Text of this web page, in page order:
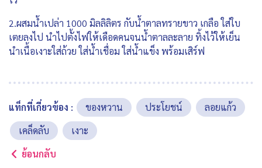
2.ผสมน้ำเปล่า 1000 มิลลิลิตร กับน้ำตาลทรายขาว เกลือ ใส่ใบ
เตยลงไป นำไปตั้งไฟให้เดือดคนจนน้ำตาลละลาย ทิ้งไว้ให้เย็น
นำเนื้อเงาะใส่ถ้วย ใส่น้ำเชื่อม ใส่น้ำแข็ง พร้อมเสิร์ฟ
แท็กที่เกี่ยวข้อง : ของหวาน ประโยชน์
ลอยแก้ว
เคล็ดลับ
เงาะ
ย้อนกลับ